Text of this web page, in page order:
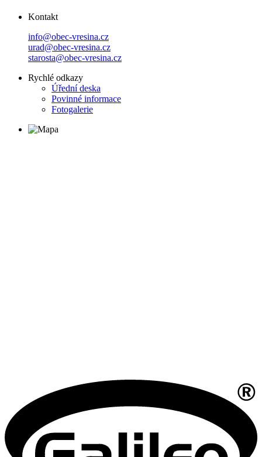
Kontakt
info@obec-vresina.cz
urad@obec-vresina.cz
starosta@obec-vresina.cz
Rychlé odkazy
Úřední deska
Povinné informace
Fotogalerie